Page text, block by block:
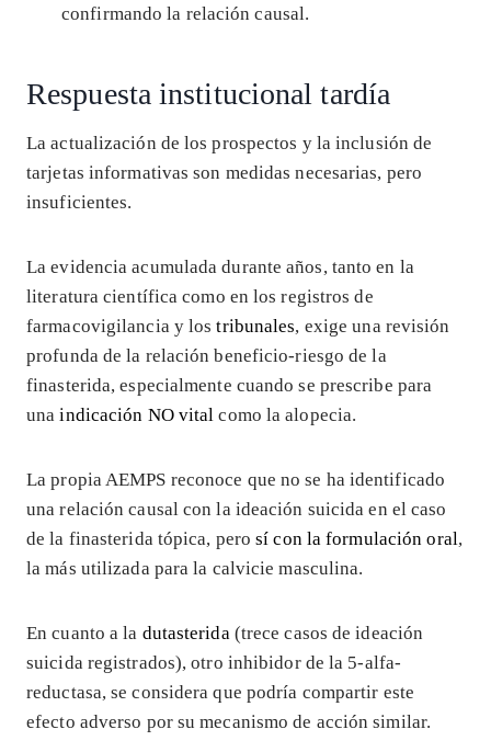
confirmando la relación causal.
Respuesta institucional tardía
La actualización de los prospectos y la inclusión de
tarjetas informativas son medidas necesarias, pero
insuficientes.
La evidencia acumulada durante años, tanto en la
literatura científica como en los registros de
farmacovigilancia y lostribunales, exige una revisión
profunda de la relación beneficio-riesgo de la
finasterida, especialmente cuando se prescribe para
unaindicación NO vital como la alopecia.
La propia AEMPS reconoce que no se ha identificado
una relación causal con la ideación suicida en el caso
de la finasterida tópica, perosí con la formulación oral,
la más utilizada para la calvicie masculina.
En cuanto a la dutasterida (trece casos de ideación
suicida registrados), otro inhibidor de la 5-alfa-
reductasa, se considera que podría compartir este
efecto adverso por su mecanismo de acción similar.